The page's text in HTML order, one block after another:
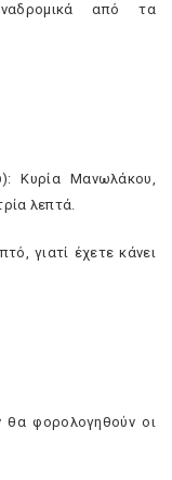
από τα
Κυρία Μανωλάκου,
λεπτά.
γιατί έχετε κάνει
φορολογηθούν οι